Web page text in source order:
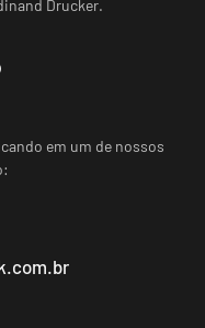
Drucker.
em um de nossos